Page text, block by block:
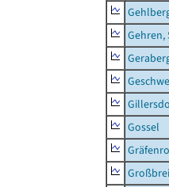
Gehren,
Gossel